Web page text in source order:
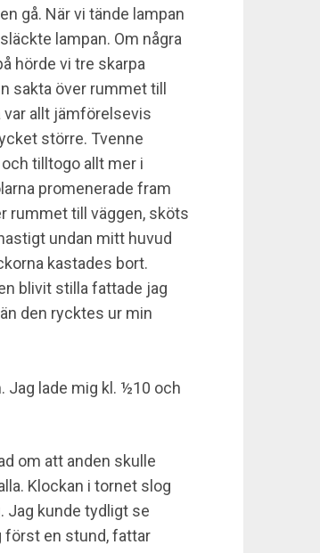
gå. När vi tände lampan
lampan. Om några
hörde vi tre skarpa
sakta över rummet till
var allt jämförelsevis
större. Tvenne
tilltogo allt mer i
promenerade fram
rummet till väggen, sköts
undan mitt huvud
kastades bort.
blivit stilla fattade jag
den rycktes ur min
Jag lade mig kl. ½10 och
om att anden skulle
Klockan i tornet slog
Jag kunde tydligt se
först en stund, fattar